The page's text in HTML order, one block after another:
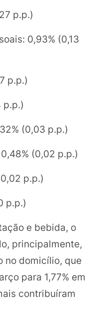
p.p.)
0,93% (0,13
p.p.)
p.p.)
(0,03 p.p.)
(0,02 p.p.)
p.p.)
p.p.)
e bebida, o
principalmente,
no domicílio, que
para 1,77% em
contribuíram